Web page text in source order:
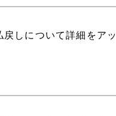
しについて詳細をア